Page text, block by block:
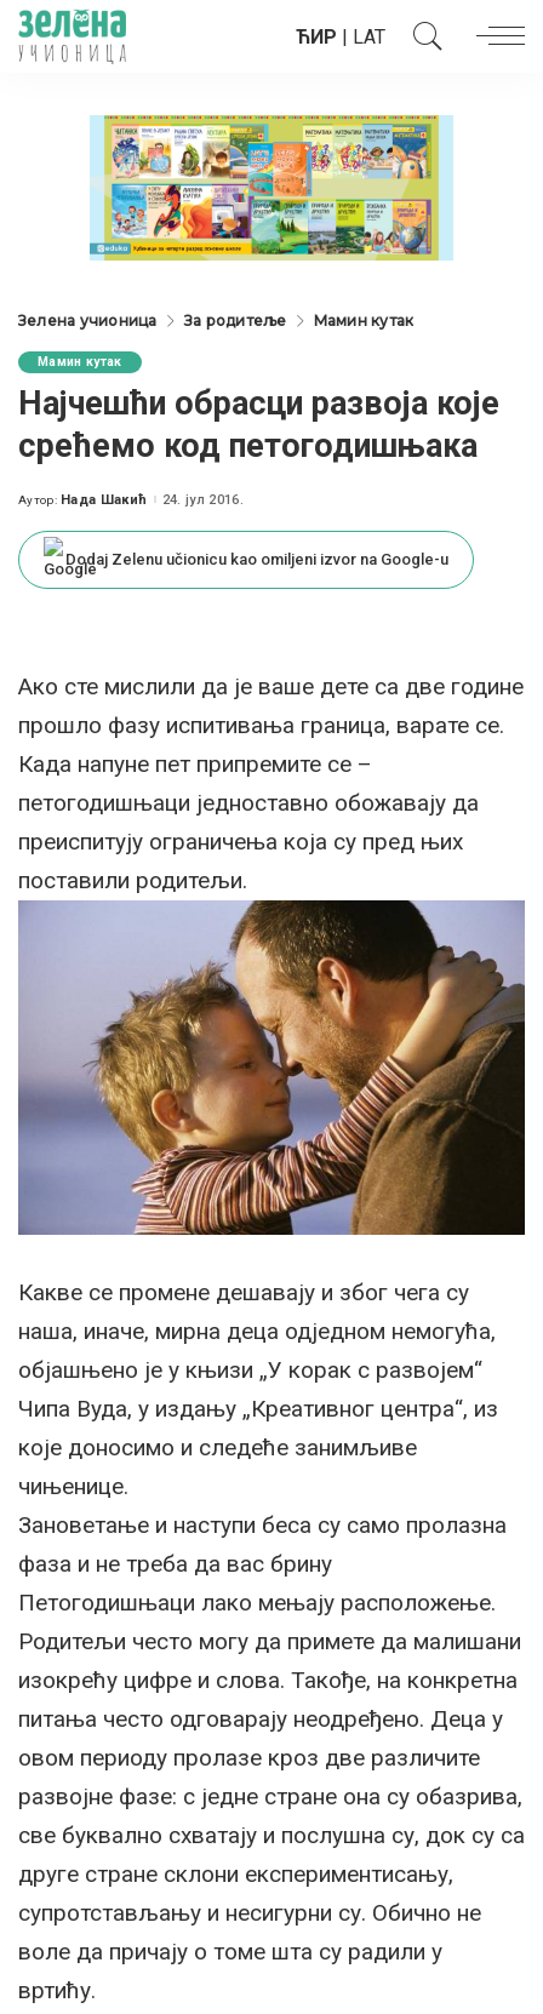
ЋИР | LAT
Зелена учионица За родитеље Мамин кутак
Мамин кутак
Најчешћи обрасци развоја које
срећемо код петогодишњака
Posted
Аутор: Нада Шакић 24. јул 2016.
Dodaj Zelenu učionicu kao omiljeni izvor na Google-u
Ако сте мислили да је ваше дете са две године
прошло фазу испитивања граница, варате се.
Када напуне пет припремите се –
петогодишњаци једноставно обожавају да
преиспитују ограничења која су пред њих
поставили родитељи.
Какве се промене дешавају и због чега су
наша, иначе, мирна деца одједном немогућа,
објашњено је у књизи „У корак с развојем“
Чипа Вуда, у издању „Креативног центра“, из
које доносимо и следеће занимљиве
чињенице.
Зановетање и наступи беса су само пролазна
фаза и не треба да вас брину
Петогодишњаци лако мењају расположење.
Родитељи често могу да примете да малишани
изокрећу цифре и слова. Такође, на конкретна
питања често одговарају неодређено. Деца у
овом периоду пролазе кроз две различите
развојне фазе: с једне стране она су обазрива,
све буквално схватају и послушна су, док су са
друге стране склони експериментисању,
супротстављању и несигурни су. Обично не
воле да причају о томе шта су радили у
вртићу.